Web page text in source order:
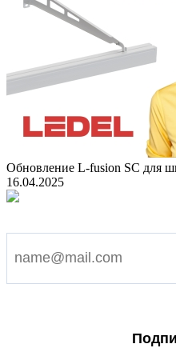
Обновление L-fusion SC для
16.04.2025